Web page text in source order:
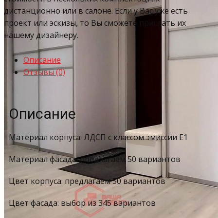
дистанционно или в салоне. Если у Вас уже есть
проект или эскизы, то Вы сможете прислать их
нашему дизайнеру.
Описание
Отзывы (0)
Описание
Материал корпуса: ЛДСП с классом эмиссии Е1
Материал фасада: предлагаем 50 вариантов
Цвет корпуса: предлагаем 50 вариантов
Цвет фасада: выбор из 345 вариантов